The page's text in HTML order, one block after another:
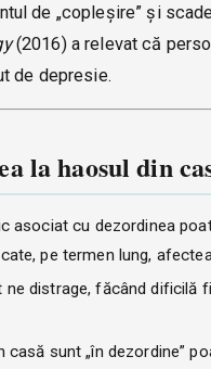
de „copleșire” și
(2016) a relevat că
de depresie.
la haosul din
asociat cu dezordinea
pe termen lung,
ne distrage, făcând
sunt „în dezordine”